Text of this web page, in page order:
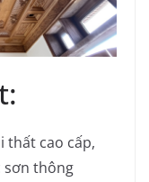
thất cao cấp,
sơn thông